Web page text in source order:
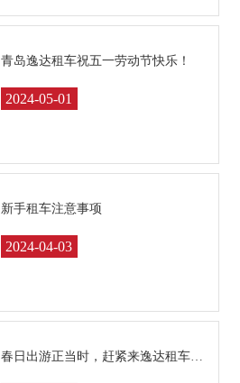
青岛逸达租车祝五一劳动节快乐！
2024-05-01
新手租车注意事项
2024-04-03
春日出游正当时，赶紧来逸达租车出游吧